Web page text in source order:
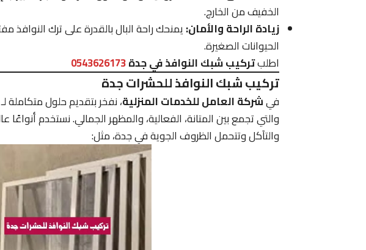
الخفيف من الخارج.
زيادة الراحة والأمان:يمنحك راحة البال بالقدرة على ترك
الحيوانات الصغيرة.
اطلبتركيب شبك النوافذ في جدة0543626173
تركيب شبك النوافذ للحشرات جدة
فيشركة العامل للخدمات المنزلية، نفخر بتقديم حلول متكاملة
والتي تجمع بين المتانة، الفعالية، والمظهر الجمالي. نستخدم
والتآكل وتتحمل الظروف الجوية في جدة، مثل: